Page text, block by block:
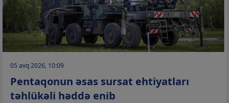
05 avq 2026, 10:09
Pentaqonun əsas sursat ehtiyatları
təhlükəli həddə enib